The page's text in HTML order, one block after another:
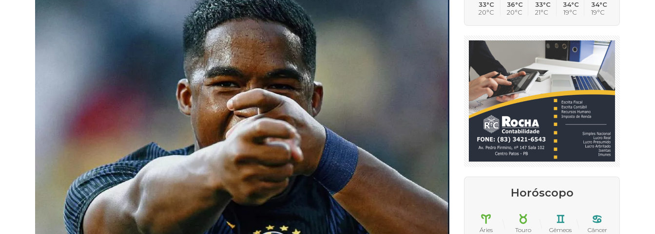
33°C
20°C
36°C
20°C
33°C
21°C
34°C
19°C
34°C
19°C
Horóscopo
Áries Touro Gêmeos Câncer